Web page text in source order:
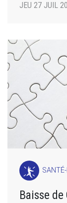
JEU 27 JUIL
Baisse